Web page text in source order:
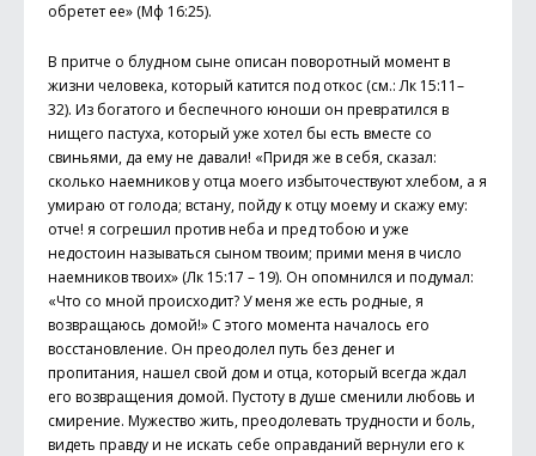
обретет ее» (Мф 16:25).
В притче о блудном сыне описан поворотный момент в
жизни человека, который катится под откос (см.: Лк 15:11–
32). Из богатого и беспечного юноши он превратился в
нищего пас­туха, который уже хотел бы есть вместе со
свиньями, да ему не давали! «Придя же в себя, сказал:
сколько наемников у отца моего избыточествуют хлебом, а я
умираю от голода; встану, пойду к отцу моему и скажу ему:
отче! я согрешил против неба и пред тобою и уже
недостоин называться сыном твоим; прими меня в число
наемников твоих» (Лк 15:17 – 19). Он опомнился и подумал:
«Что со мной происходит? У меня же есть родные, я
возвращаюсь домой!» С этого момента началось его
восстановление. Он преодолел путь без денег и
пропитания, нашел свой дом и отца, который всегда ждал
его возвращения домой. Пустоту в душе сменили любовь и
смирение. Мужество жить, преодолевать трудности и боль,
видеть правду и не искать себе оправданий вернули его к